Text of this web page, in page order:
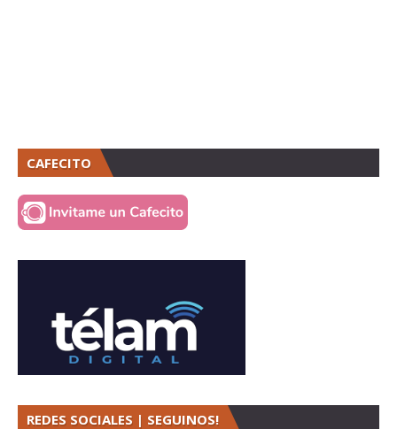
CAFECITO
REDES SOCIALES | SEGUINOS!